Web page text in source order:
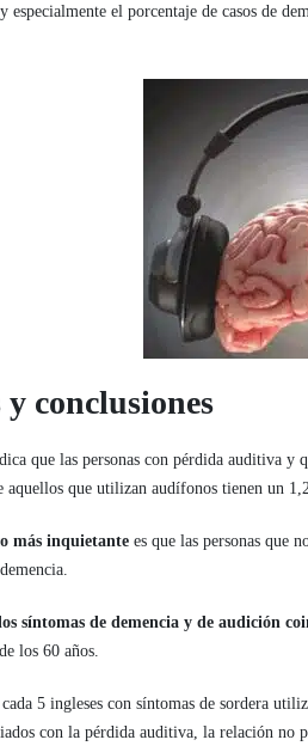
especialmente el porcentaje de casos de
conclusiones
que las personas con pérdida auditiva y
aquellos que utilizan audífonos tienen un
más inquietante es que las personas que
síntomas de demencia y de audición
los 60 años.
5 ingleses con síntomas de sordera
con la pérdida auditiva, la relación no